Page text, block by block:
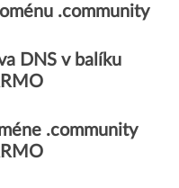
.community
DNS v balíku
.community